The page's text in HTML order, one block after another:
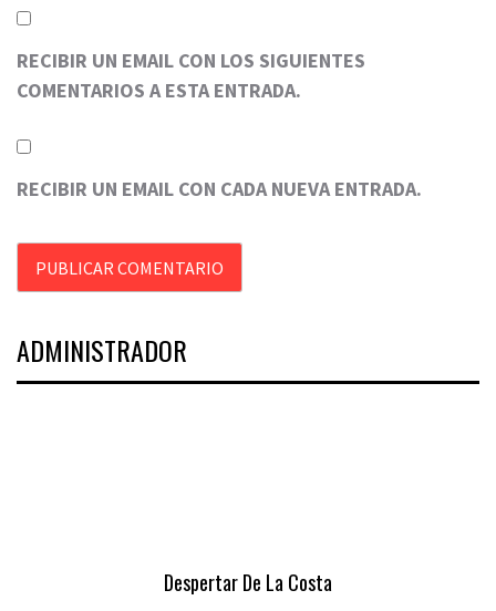
RECIBIR UN EMAIL CON LOS SIGUIENTES
COMENTARIOS A ESTA ENTRADA.
RECIBIR UN EMAIL CON CADA NUEVA ENTRADA.
ADMINISTRADOR
Despertar De La Costa